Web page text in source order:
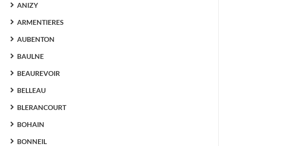
ANIZY
ARMENTIERES
AUBENTON
BAULNE
BEAUREVOIR
BELLEAU
BLERANCOURT
BOHAIN
BONNEIL